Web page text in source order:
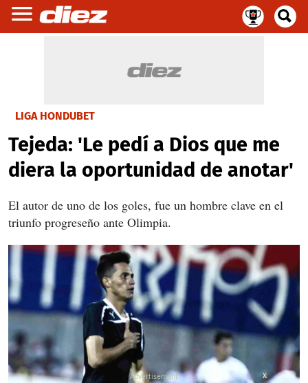
LIGA HONDUBET
Tejeda: 'Le pedí a Dios que me
diera la oportunidad de anotar'
El autor de uno de los goles, fue un hombre clave en el
triunfo progreseño ante Olimpia.
X